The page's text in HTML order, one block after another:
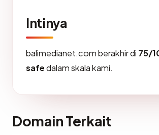
Intinya
balimedianet.com berakhir di 75/
safedalam skala kami.
Domain Terkait